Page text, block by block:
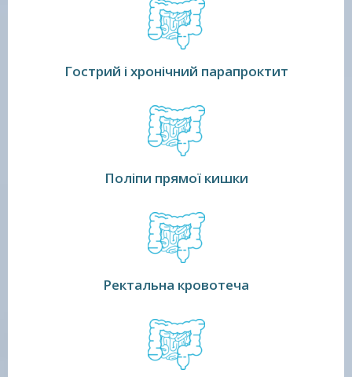
Гострий і хронічний парапроктит
Поліпи прямої кишки
Ректальна кровотеча